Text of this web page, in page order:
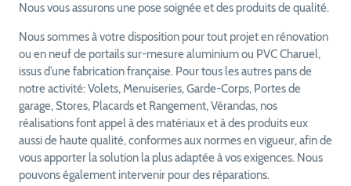
Nous vous assurons une pose soignée et des produits de qualité.
Nous sommes à votre disposition pour tout projet en rénovation
ou en neuf de portails sur-mesure aluminium ou PVC Charuel,
issus d’une fabrication française. Pour tous les autres pans de
notre activité: Volets, Menuiseries, Garde-Corps, Portes de
garage, Stores, Placards et Rangement, Vérandas, nos
réalisations font appel à des matériaux et à des produits eux
aussi de haute qualité, conformes aux normes en vigueur, afin de
vous apporter la solution la plus adaptée à vos exigences. Nous
pouvons également intervenir pour des réparations.